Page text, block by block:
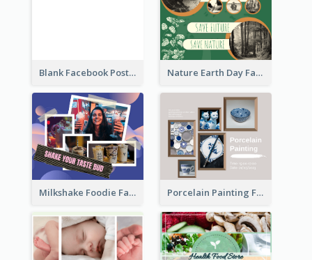
Blank Facebook Post Nature Earth Day Facebook Post
Milkshake Foodie Facebook Post Porcelain Painting Facebook Post